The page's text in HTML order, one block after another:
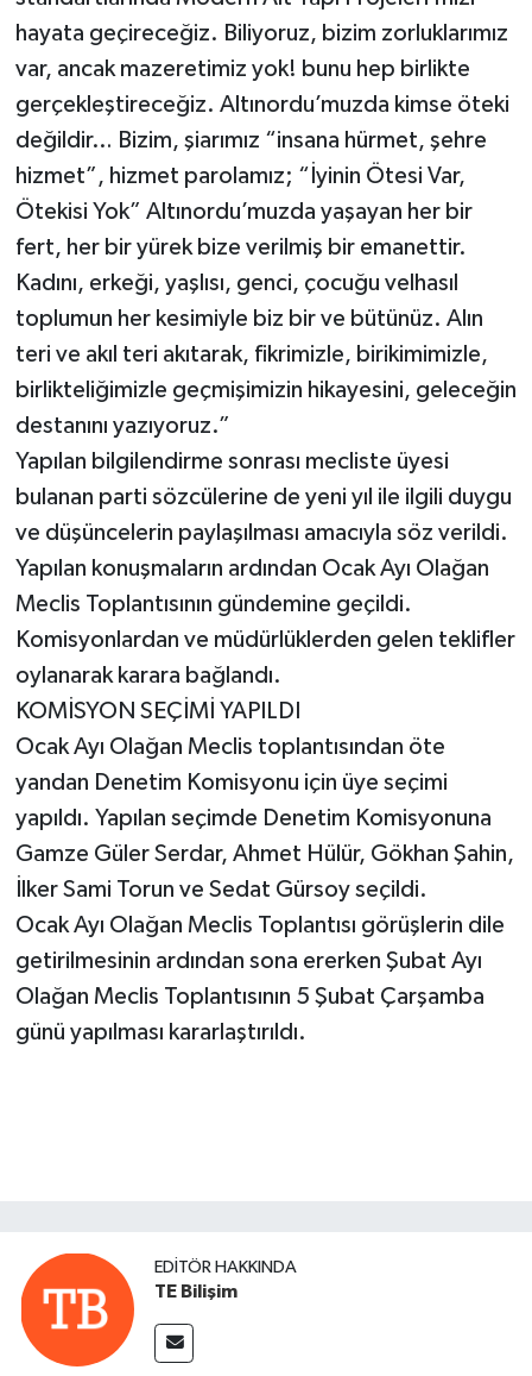
hayata geçireceğiz. Biliyoruz, bizim zorluklarımız
var, ancak mazeretimiz yok! bunu hep birlikte
gerçekleştireceğiz. Altınordu’muzda kimse öteki
değildir… Bizim, şiarımız “insana hürmet, şehre
hizmet”, hizmet parolamız; “İyinin Ötesi Var,
Ötekisi Yok” Altınordu’muzda yaşayan her bir
fert, her bir yürek bize verilmiş bir emanettir.
Kadını, erkeği, yaşlısı, genci, çocuğu velhasıl
toplumun her kesimiyle biz bir ve bütünüz. Alın
teri ve akıl teri akıtarak, fikrimizle, birikimimizle,
birlikteliğimizle geçmişimizin hikayesini, geleceğin
destanını yazıyoruz.”
Yapılan bilgilendirme sonrası mecliste üyesi
bulanan parti sözcülerine de yeni yıl ile ilgili duygu
ve düşüncelerin paylaşılması amacıyla söz verildi.
Yapılan konuşmaların ardından Ocak Ayı Olağan
Meclis Toplantısının gündemine geçildi.
Komisyonlardan ve müdürlüklerden gelen teklifler
oylanarak karara bağlandı.
KOMİSYON SEÇİMİ YAPILDI
Ocak Ayı Olağan Meclis toplantısından öte
yandan Denetim Komisyonu için üye seçimi
yapıldı. Yapılan seçimde Denetim Komisyonuna
Gamze Güler Serdar, Ahmet Hülür, Gökhan Şahin,
İlker Sami Torun ve Sedat Gürsoy seçildi.
Ocak Ayı Olağan Meclis Toplantısı görüşlerin dile
getirilmesinin ardından sona ererken Şubat Ayı
Olağan Meclis Toplantısının 5 Şubat Çarşamba
günü yapılması kararlaştırıldı.
EDITÖR HAKKINDA
TE Bilişim